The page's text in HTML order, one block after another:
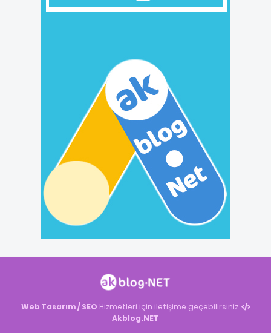
Web Tasarım / SEO Hizmetleri için iletişime geçebilirsiniz.
Akblog.NET